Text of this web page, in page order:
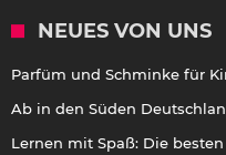
NEUES VON UNS
Parfüm und Schminke für
Ab in den Süden
Lernen mit Spaß: Die